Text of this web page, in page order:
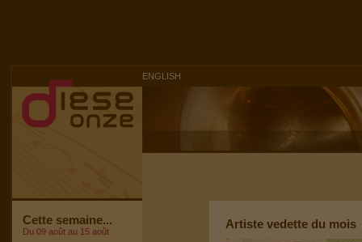
ENGLISH
Cette semaine...
Du 09 août au 15 août
Artiste vedette du mois